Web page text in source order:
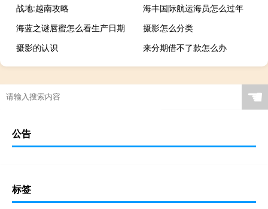
战地:越南攻略
海丰国际航运海员怎么过年
海蓝之谜唇蜜怎么看生产日期
摄影怎么分类
摄影的认识
来分期借不了款怎么办
☚
公告
标签